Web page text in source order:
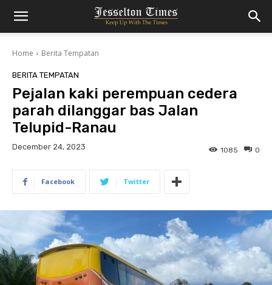
Home Berita Tempatan
BERITA TEMPATAN
Pejalan kaki perempuan cedera
parah dilanggar bas Jalan
Telupid-Ranau
December 24, 2023 0
1085
Facebook Twitter